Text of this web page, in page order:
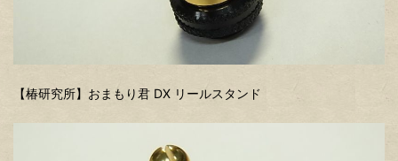
【椿研究所】おまもり君 DX リールスタンド